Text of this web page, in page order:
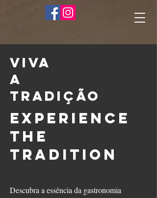
viva
a
tradição
Experience
the
Tradition
Descubra a essência da gastronomia